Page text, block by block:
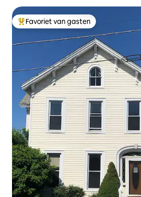
Topfavoriet van gasten
Favoriet van gasten